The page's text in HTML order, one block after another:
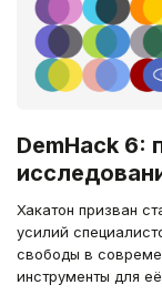
DemHack 6:
Хакатон призван
усилий
свободы в
инструменты для